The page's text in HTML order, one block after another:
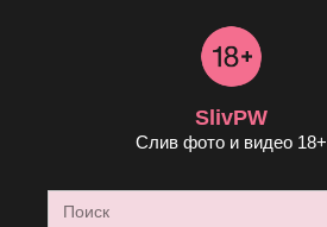
SlivPW
Слив фото и видео 18+
Search
for: